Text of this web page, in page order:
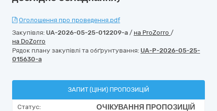
Оголошення про проведення.pdf
Закупівля: UA-2026-05-25-012209-a / на ProZorro /
на DoZorro
Рядок плану закупівлі та обґрунтування: UA-P-2026-05-25-
015630-a
ЗАПИТ (ЦІНИ) ПРОПОЗИЦІЙ
Статус: ОЧІКУВАННЯ ПРОПОЗИЦІЙ